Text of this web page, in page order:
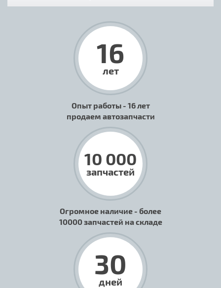
16
лет
Опыт работы - 16 лет
продаем автозапчасти
10 000
запчастей
Огромное наличие - более
10000 запчастей на складе
30
дней